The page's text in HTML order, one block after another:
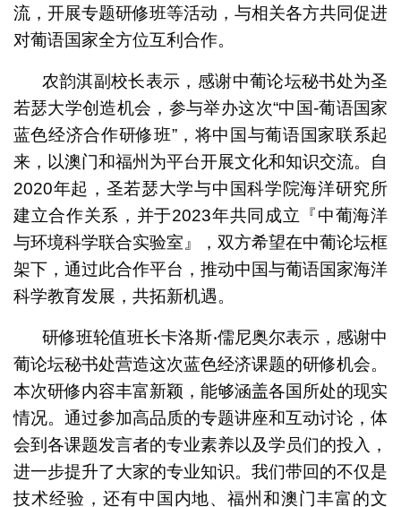
流，开展专题研修班等活动，与相关各方共同促进
对葡语国家全方位互利合作。
农韵淇副校长表示，感谢中葡论坛秘书处为圣
若瑟大学创造机会，参与举办这次“中国-葡语国家
蓝色经济合作研修班”，将中国与葡语国家联系起
来，以澳门和福州为平台开展文化和知识交流。自
2020年起，圣若瑟大学与中国科学院海洋研究所
建立合作关系，并于2023年共同成立『中葡海洋
与环境科学联合实验室』，双方希望在中葡论坛框
架下，通过此合作平台，推动中国与葡语国家海洋
科学教育发展，共拓新机遇。
研修班轮值班长卡洛斯‧儒尼奥尔表示，感谢中
葡论坛秘书处营造这次蓝色经济课题的研修机会。
本次研修内容丰富新颖，能够涵盖各国所处的现实
情况。通过参加高品质的专题讲座和互动讨论，体
会到各课题发言者的专业素养以及学员们的投入，
进一步提升了大家的专业知识。我们带回的不仅是
技术经验，还有中国内地、福州和澳门丰富的文